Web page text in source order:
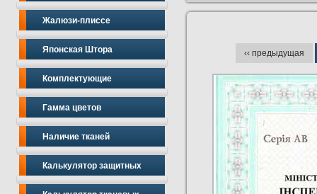
Жалюзи-плиссе
Японская Штора
Комплектующие
Гамма цветов
Наличие тканей
Калькулятор защитных
‹‹ предыдущая